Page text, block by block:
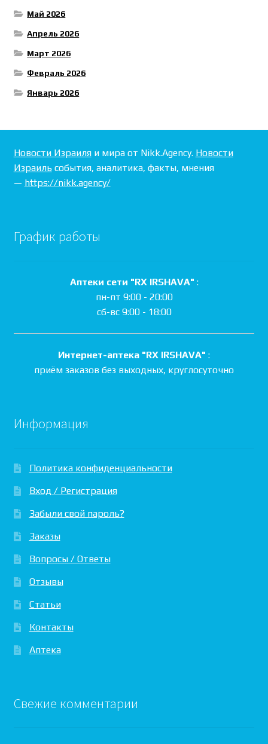
Май 2026
Апрель 2026
Март 2026
Февраль 2026
Январь 2026
Новости Израиляи мира от Nikk.Agency. Новости
Израильсобытия, аналитика, факты, мнения
— https://nikk.agency/
График работы
Аптеки сети "RX IRSHAVA" :
пн-пт 9:00 - 20:00
сб-вс 9:00 - 18:00
Интернет-аптека "RX IRSHAVA" :
приём заказов без выходных, круглосуточно
Информация
Политика конфиденциальности
Вход / Регистрация
Забыли свой пароль?
Заказы
Вопросы / Ответы
Отзывы
Статьи
Контакты
Аптека
Свежие комментарии